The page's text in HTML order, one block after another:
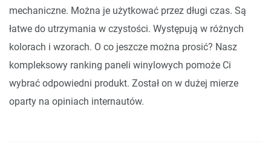
mechaniczne. Można je użytkować przez długi czas. Są
łatwe do utrzymania w czystości. Występują w różnych
kolorach i wzorach. O co jeszcze można prosić? Nasz
kompleksowy ranking paneli winylowych pomoże Ci
wybrać odpowiedni produkt. Został on w dużej mierze
oparty na opiniach internautów.